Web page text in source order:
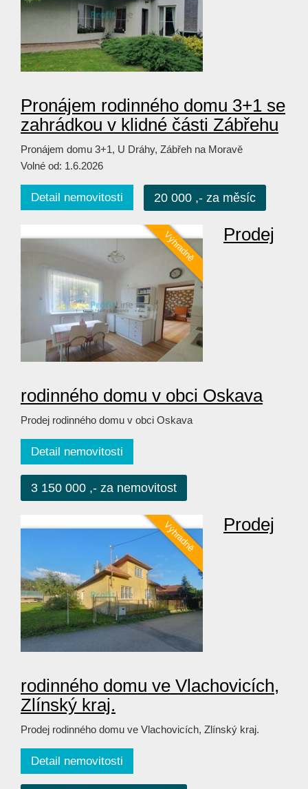
Pronájem rodinného domu 3+1 se
zahrádkou v klidné části Zábřehu
Pronájem domu 3+1, U Dráhy, Zábřeh na Moravě
Volné od: 1.6.2026
Detail nemovitosti 20 000 ,- za měsíc
Prodej
rodinného domu v obci Oskava
Prodej rodinného domu v obci Oskava
Detail nemovitosti
3 150 000 ,- za nemovitost
Prodej
rodinného domu ve Vlachovicích,
Zlínský kraj.
Prodej rodinného domu ve Vlachovicích, Zlínský kraj.
Detail nemovitosti